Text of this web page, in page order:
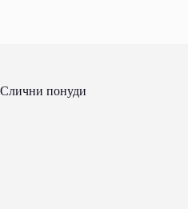
Слични понуди